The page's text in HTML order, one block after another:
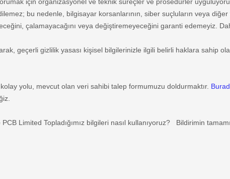
bu nedenle, bilgisayar korsanlarının, siber suçluların veya diğer
çalamayacağını veya değiştiremeyeceğini garanti edemeyiz.
geçerli gizlilik yasası kişisel bilgilerinizle ilgili belirli haklara sahip
kolay yolu, mevcut olan veri sahibi talep formumuzu doldurmaktır.
PCB Limited Topladığımız bilgileri nasıl kullanıyoruz? Bildirimin